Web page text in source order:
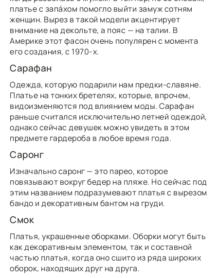
платье с запáхом помогло выйти замуж сотням
женщин. Вырез в такой модели акцентирует
внимание на декольте, а пояс — на талии. В
Америке этот фасон очень популярен с момента
его создания, с 1970-х.
Сарафан
Одежда, которую подарили нам предки-славяне.
Платье на тонких бретелях, которые, впрочем,
видоизменяются под влиянием моды. Сарафан
раньше считался исключительно летней одеждой,
однако сейчас девушек можно увидеть в этом
предмете гардероба в любое время года.
Саронг
Изначально саронг — это парео, которое
повязывают вокруг бедер на пляже. Но сейчас под
этим названием подразумевают платья с вырезом
бандо и декоративным бантом на груди.
Смок
Платья, украшенные оборками. Оборки могут быть
как декоративным элементом, так и составной
частью платья, когда оно сшито из ряда широких
оборок, находящих друг на друга.